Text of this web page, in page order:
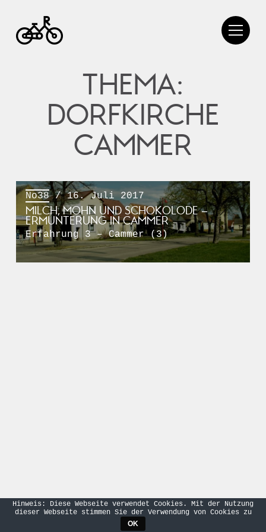
THEMA:
DORFKIRCHE
CAMMER
No38/ 16. Juli 2017
MILCH, MOHN UND SCHOKOLODE –
ERMUNTERUNG IN CAMMER
Erfahrung 3 – Cammer (3)
Hinweis: Diese Webseite verwendet Cookies. Mit der Nutzung
dieser Webseite stimmen Sie der Verwendung von Cookies zu
OK